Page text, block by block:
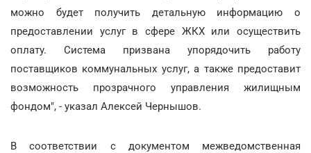
можно будет получить детальную информацию о
предоставлении услуг в сфере ЖКХ или осуществить
оплату. Система призвана упорядочить работу
поставщиков коммунальных услуг, а также предоставит
возможность прозрачного управления жилищным
фондом", - указал Алексей Чернышов.
В соответствии с документом межведомственная